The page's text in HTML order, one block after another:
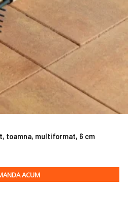
toamna, multiformat, 6 cm
ACUM